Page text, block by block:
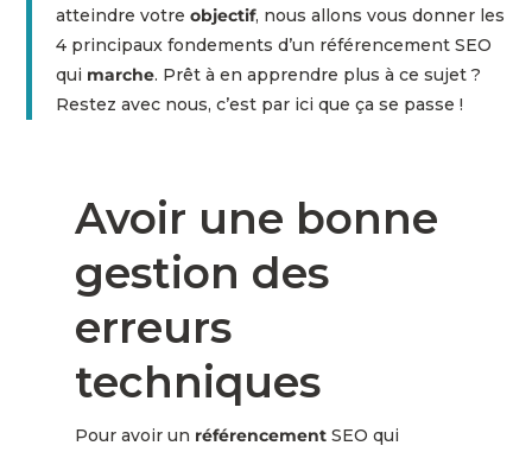
atteindre votre objectif, nous allons vous donner les
4 principaux fondements d’un référencement SEO
qui marche. Prêt à en apprendre plus à ce sujet ?
Restez avec nous, c’est par ici que ça se passe !
Avoir une bonne
gestion des
erreurs
techniques
Pour avoir un référencementSEO qui